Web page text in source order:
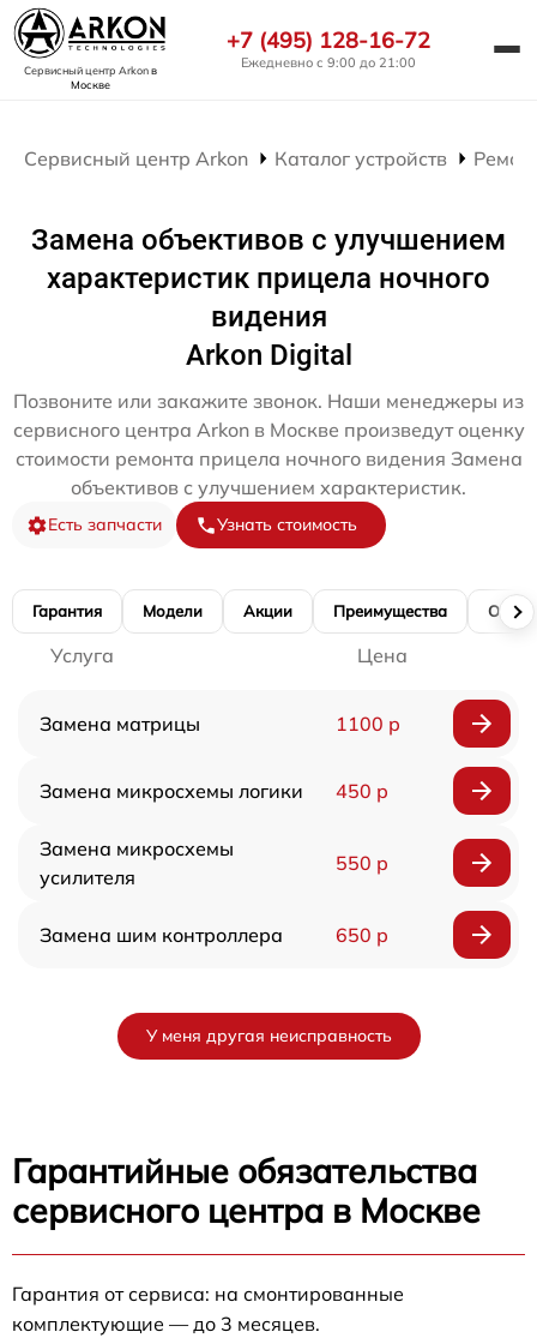
Сервисный центр Arkonв
Москве
+7 (495) 128-16-72
Ежедневно с 9:00 до 21:00
Сервисный центр Arkon Каталог устройств
Замена объективов с улучшением
характеристик прицела ночного
видения
Arkon Digital
Позвоните или закажите звонок. Наши менеджеры из
сервисного центра Arkon в Москве произведут оценку
стоимости ремонта прицела ночного видения Замена
объективов с улучшением характеристик.
Есть запчасти Узнать стоимость
Гарантия Модели Акции Преимущества
Услуга Цена
Замена матрицы 1100 р
Замена микросхемы логики 450 р
Замена микросхемы
усилителя
550 р
Замена шим контроллера 650 р
У меня другая неисправность
Гарантийные обязательства
сервисного центра в Москве
Гарантия от сервиса: на смонтированные
комплектующие — до 3 месяцев.